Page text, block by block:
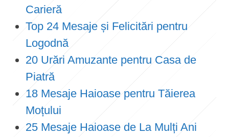
Carieră
Top 24 Mesaje și Felicitări pentru
Logodnă
20 Urări Amuzante pentru Casa de
Piatră
18 Mesaje Haioase pentru Tăierea
Moțului
25 Mesaje Haioase de La Mulți Ani